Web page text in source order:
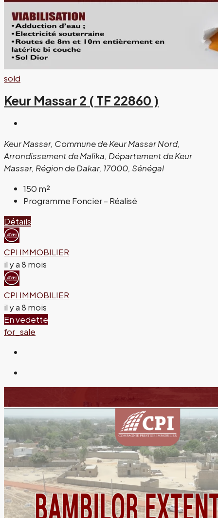
sold
Keur Massar 2 ( TF 22860 )
Keur Massar, Commune de Keur Massar Nord,
Arrondissement de Malika, Département de Keur
Massar, Région de Dakar, 17000, Sénégal
150 m²
Programme Foncier – Réalisé
Détails
CPI IMMOBILIER
il y a 8 mois
CPI IMMOBILIER
il y a 8 mois
En vedette
for_sale